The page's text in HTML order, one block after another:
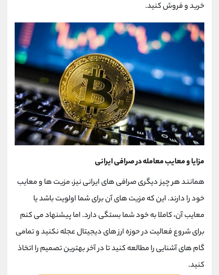
خرید و فروش کنید.
مزایا و معایب معامله در صرافی ایرانی
همانند هر چیز دیگری صرافی های ایرانی نیز، مزیت ها و معایب
خود را دارند. این که مزیت های آن برای شما اولویت باشد یا
معایب آن، کاملا به خود شما بستگی دارد. اما پیشنهاد می کنم
برای شروع فعالیت در حوزه ارز های دیجیتال عجله نکنید و تمامی
گام های آشنایی را مطالعه کنید تا در آخر بهترین تصمیم را اتخاذ
کنید.